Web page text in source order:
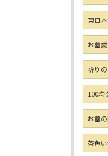
東日
お墓愛
祈りの
100均
お墓
茶色